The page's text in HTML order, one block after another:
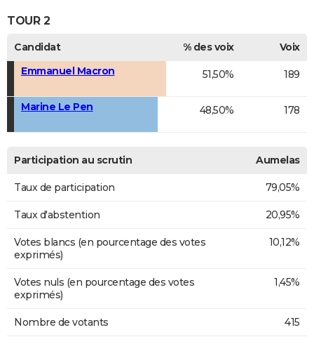
FORUM
Bricolage
Culture
Television
Voyage
TOUR 2
Candidat % des voix
Voix
Emmanuel Macron
51,50% 189
Marine Le Pen 48,50% 178
Participation au scrutin Aumelas
Taux de participation 79,05%
Taux d'abstention 20,95%
Votes blancs (en pourcentage des votes
exprimés)
10,12%
Votes nuls (en pourcentage des votes
exprimés)
1,45%
Nombre de votants 415